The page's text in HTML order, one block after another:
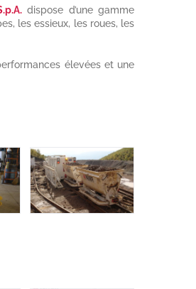
dispose d’une gamme
les essieux, les roues, les
élevées et une